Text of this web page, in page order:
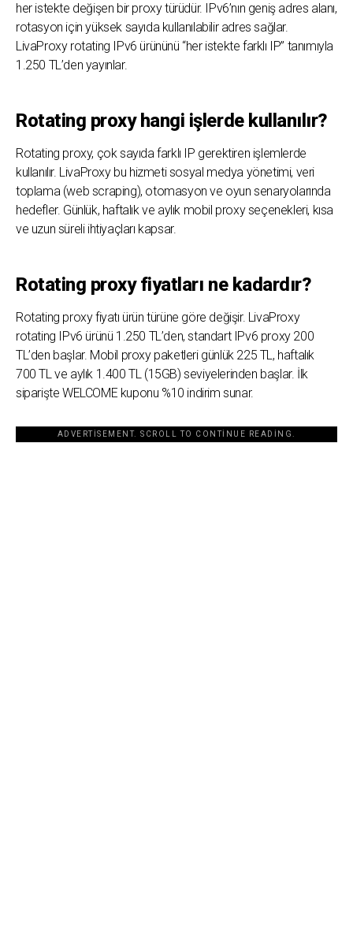
her istekte değişen bir proxy türüdür. IPv6’nın geniş adres alanı,
rotasyon için yüksek sayıda kullanılabilir adres sağlar.
LivaProxy rotating IPv6 ürününü “her istekte farklı IP” tanımıyla
1.250 TL’den yayınlar.
Rotating proxy hangi işlerde kullanılır?
Rotating proxy, çok sayıda farklı IP gerektiren işlemlerde
kullanılır. LivaProxy bu hizmeti sosyal medya yönetimi, veri
toplama (web scraping), otomasyon ve oyun senaryolarında
hedefler. Günlük, haftalık ve aylık mobil proxy seçenekleri, kısa
ve uzun süreli ihtiyaçları kapsar.
Rotating proxy fiyatları ne kadardır?
Rotating proxy fiyatı ürün türüne göre değişir. LivaProxy
rotating IPv6 ürünü 1.250 TL’den, standart IPv6 proxy 200
TL’den başlar. Mobil proxy paketleri günlük 225 TL, haftalık
700 TL ve aylık 1.400 TL (15GB) seviyelerinden başlar. İlk
siparişte WELCOME kuponu %10 indirim sunar.
ADVERTISEMENT. SCROLL TO CONTINUE READING.